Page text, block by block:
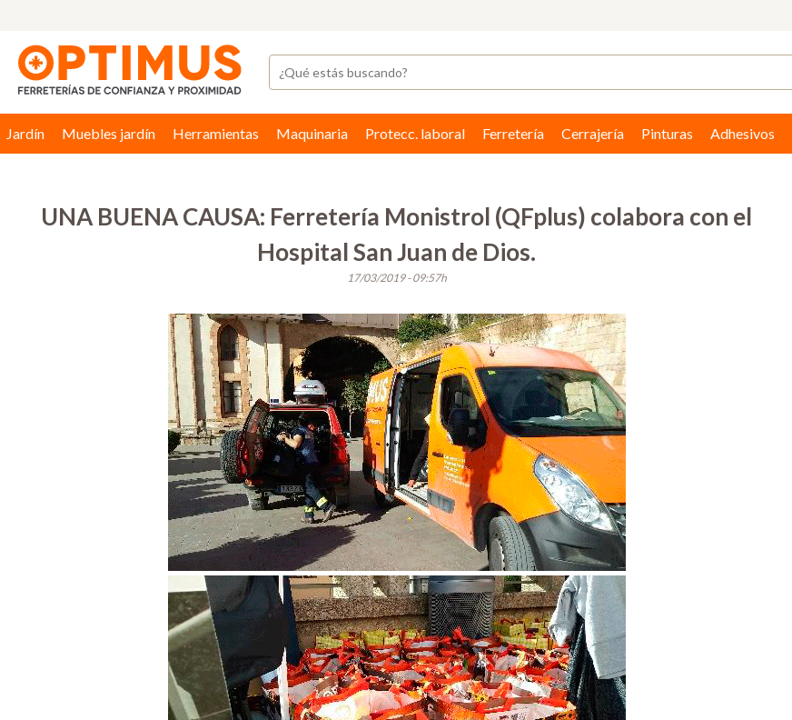
Jardín Muebles jardín Herramientas Maquinaria Protecc. laboral Ferretería Cerrajería Pinturas Adhesivos
UNA BUENA CAUSA: Ferretería Monistrol (QFplus) colabora con el
Hospital San Juan de Dios.
17/03/2019 - 09:57h